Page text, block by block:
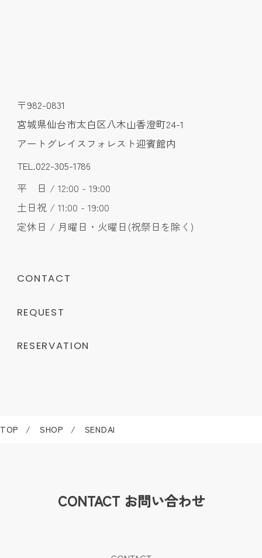
〒982-0831
宮城県仙台市太白区八木山香澄町24-1
アートグレイスフォレスト迎賓館内
TEL.022-305-1786
平 日 / 12:00 - 19:00
土日祝 / 11:00 - 19:00
定休日 / 月曜日・火曜日(祝祭日を除く)
CONTACT
REQUEST
RESERVATION
TOP SHOP SENDAI
CONTACT お問い合わせ